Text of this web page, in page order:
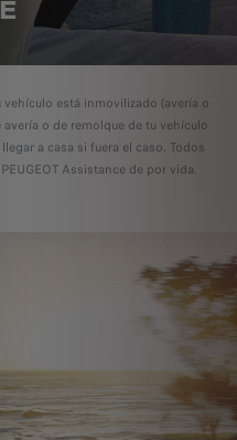
vehículo está inmovilizado (avería o
avería o de remolque de tu vehículo
a casa si fuera el caso. Todos
Assistance de por vida.